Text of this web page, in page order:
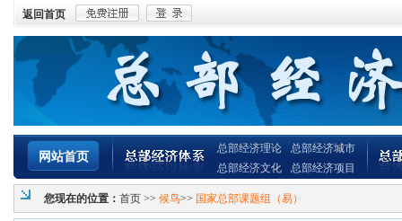
返回首页
网站首页
总部经济理论
总部经济文化
总部经济城市
总部经济项目
您现在的位置： 首页 >> 候鸟>> 国家总部课题组（易）